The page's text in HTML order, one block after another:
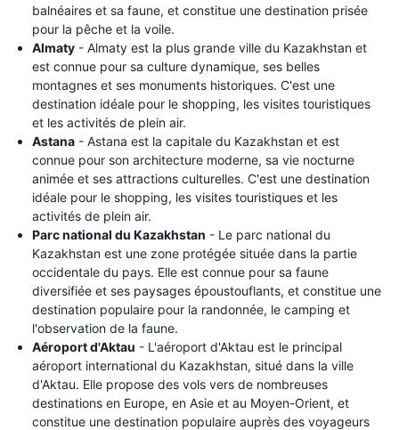
balnéaires et sa faune, et constitue une destination prisée
pour la pêche et la voile.
Almaty - Almaty est la plus grande ville du Kazakhstan et
est connue pour sa culture dynamique, ses belles
montagnes et ses monuments historiques. C'est une
destination idéale pour le shopping, les visites touristiques
et les activités de plein air.
Astana - Astana est la capitale du Kazakhstan et est
connue pour son architecture moderne, sa vie nocturne
animée et ses attractions culturelles. C'est une destination
idéale pour le shopping, les visites touristiques et les
activités de plein air.
Parc national du Kazakhstan - Le parc national du
Kazakhstan est une zone protégée située dans la partie
occidentale du pays. Elle est connue pour sa faune
diversifiée et ses paysages époustouflants, et constitue une
destination populaire pour la randonnée, le camping et
l'observation de la faune.
Aéroport d'Aktau - L'aéroport d'Aktau est le principal
aéroport international du Kazakhstan, situé dans la ville
d'Aktau. Elle propose des vols vers de nombreuses
destinations en Europe, en Asie et au Moyen-Orient, et
constitue une destination populaire auprès des voyageurs